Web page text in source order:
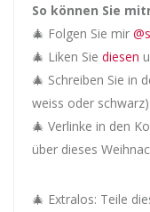
So können Sie
🎄 Folgen Sie mir
🎄 Liken Sie diesen
🎄 Schreiben Sie in
weiss oder
🎄 Verlinke in den
über dieses
🎄 Extralos: Teile